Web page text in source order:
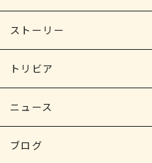
ストーリー
トリビア
ニュース
ブログ